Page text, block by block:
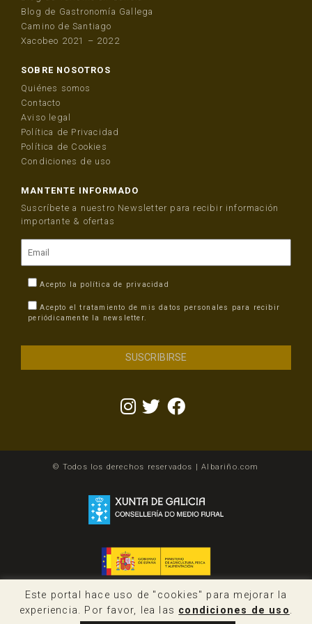
Blog de Gastronomía Gallega
Camino de Santiago
Xacobeo 2021 – 2022
SOBRE NOSOTROS
Quiénes somos
Contacto
Aviso legal
Política de Privacidad
Política de Cookies
Condiciones de uso
MANTENTE INFORMADO
Suscríbete a nuestro Newsletter para recibir información
importante & ofertas
Acepto la política de privacidad
Acepto el tratamiento de mis datos personales para recibir
periódicamente la newsletter.
© Todos los derechos reservados | Albariño.com
Este portal hace uso de "cookies" para mejorar la
experiencia. Por favor, lea las condiciones de uso.